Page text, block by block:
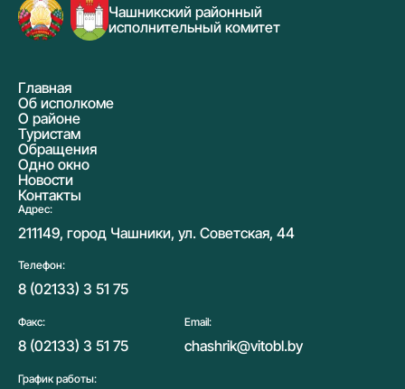
Чашникский районный
исполнительный комитет
Главная
Об исполкоме
О районе
Туристам
Обращения
Одно окно
Новости
Контакты
Адрес:
211149, город Чашники, ул. Советская, 44
Телефон:
8 (02133) 3 51 75
Факс:
8 (02133) 3 51 75
Email:
chashrik@vitobl.by
График работы: